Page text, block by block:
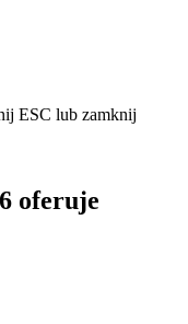
ESC lub zamknij
oferuje